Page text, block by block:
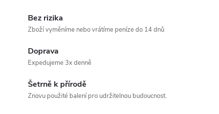
Bez rizika
Zboží vyměníme nebo vrátíme peníze do 14 dnů
Doprava
Expedujeme 3x denně
Šetrně k přírodě
Znovu použité balení pro udržitelnou budoucnost.